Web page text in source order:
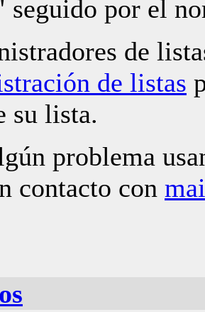
seguido por el
de
de listas
su lista.
problema
contacto con